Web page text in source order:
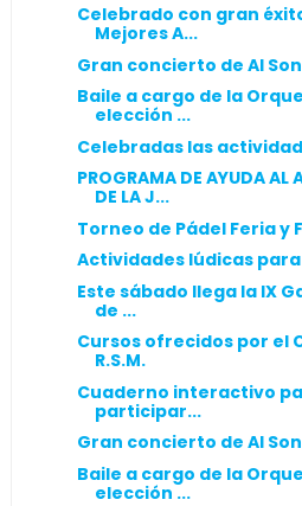
Celebrado con gran
Mejores A...
Gran concierto de Al
Baile a cargo de la
elección ...
Celebradas las
PROGRAMA DE AYUDA AL
DE LA J...
Torneo de Pádel Feria y
Actividades lúdicas
Este sábado llega la IX
de ...
Cursos ofrecidos por el
R.S.M.
Cuaderno interactivo
participar...
Gran concierto de Al
Baile a cargo de la
elección ...